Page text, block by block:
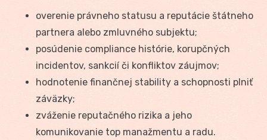
overenie právneho statusu a reputácie štátneho
partnera alebo zmluvného subjektu;
posúdenie compliance histórie, korupčných
incidentov, sankcií či konfliktov záujmov;
hodnotenie finančnej stability a schopnosti plniť
záväzky;
zváženie reputačného rizika a jeho
komunikovanie top manažmentu a radu.